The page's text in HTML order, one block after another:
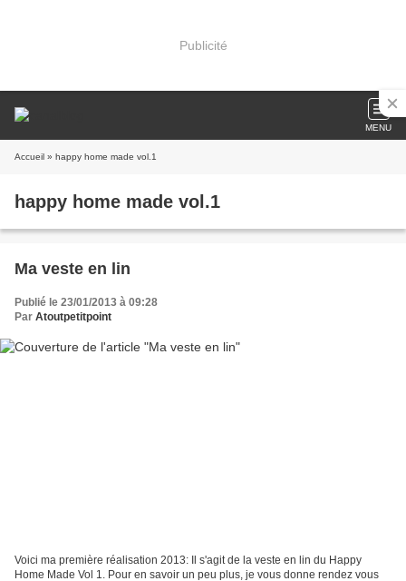
Publicité
MENU
Accueil » happy home made vol.1
happy home made vol.1
Ma veste en lin
Publié le 23/01/2013 à 09:28
Par Atoutpetitpoint
Voici ma première réalisation 2013: Il s'agit de la veste en lin du Happy
Home Made Vol 1. Pour en savoir un peu plus, je vous donne rendez vous